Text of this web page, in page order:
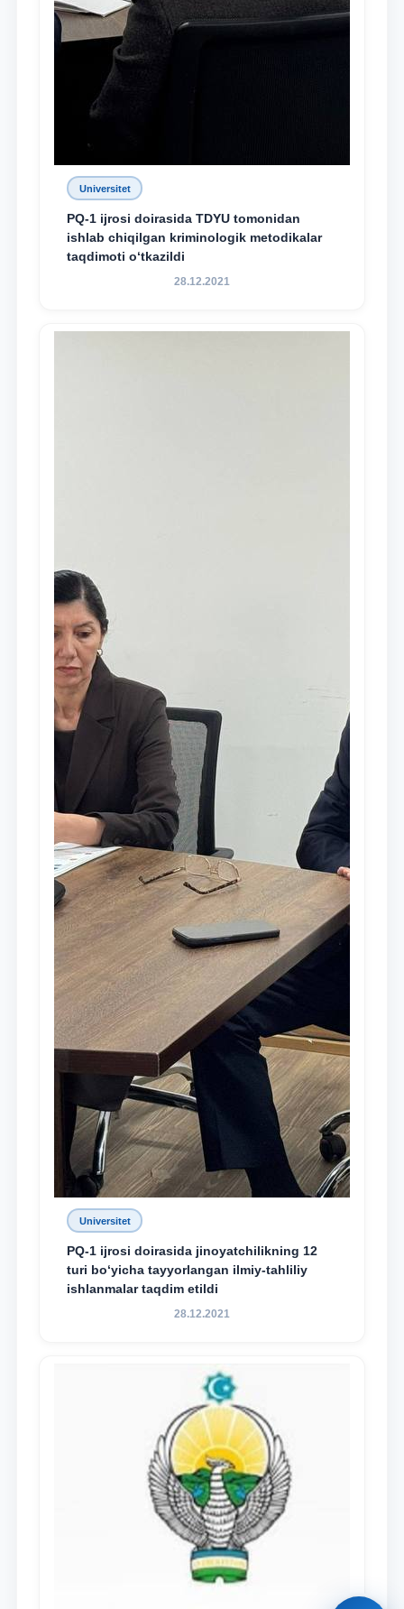
Universitet
PQ-1 ijrosi doirasida TDYU tomonidan
ishlab chiqilgan kriminologik metodikalar
taqdimoti o‘tkazildi
28.12.2021
Universitet
PQ-1 ijrosi doirasida jinoyatchilikning 12
turi bo‘yicha tayyorlangan ilmiy-tahliliy
ishlanmalar taqdim etildi
28.12.2021